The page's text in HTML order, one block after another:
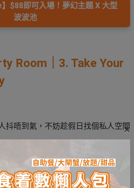
×
】$88即可入場！夢幻主題 X 大型
波波池
Room｜3. Take Your
抖唔到氣，不妨趁假日找個私人空間
位於離尖沙咀地鐵站僅3分鐘步
內空間、300呎露台，